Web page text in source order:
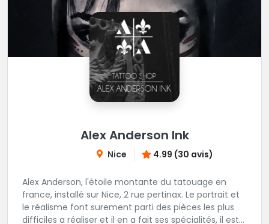
Alex Anderson Ink
Nice 4.99 (30 avis)
Alex Anderson, l'étoile montante du tatouage en
france, installé sur Nice, 2 rue pertinax. Le portrait et
le réalisme font surement parti des pièces les plus
difficiles a réaliser et il en a fait ses spécialités, il est